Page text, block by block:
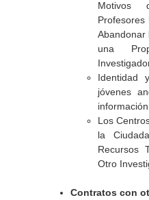
Motivos
Profesores
Abandonar
una
Identidad
jóvenes
Los
la
Recursos
Otro
Contratos con